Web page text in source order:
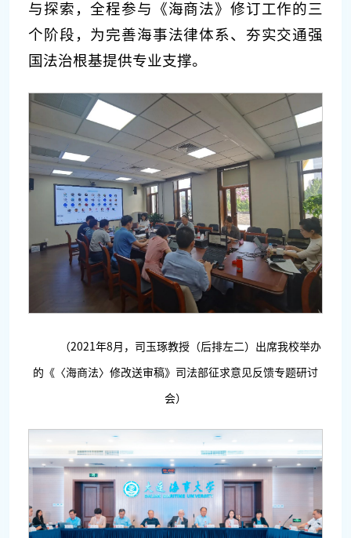
与探索，全程参与《海商法》修订工作的三
个阶段，为完善海事法律体系、夯实交通强
国法治根基提供专业支撑。
（2021年8月，司玉琢教授（后排左二）出席我校举办
的《〈海商法〉修改送审稿》司法部征求意见反馈专题研讨
会）